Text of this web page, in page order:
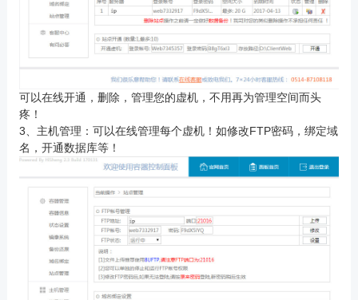
可以在线开通，删除，管理您的虚机，不用再为管理空间而头
疼！
3、主机管理：可以在线管理每个虚机！如修改FTP密码，绑定域
名，开通数据库等！